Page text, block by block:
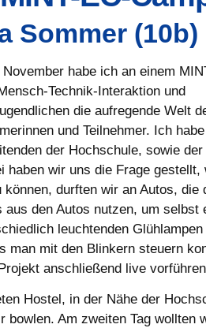
Sommer (10b)
habe ich an einem
Technik-Interaktion und
die aufregende Welt
und Teilnehmer. Ich
der Hochschule, sowie
haben wir uns die Frage
durften wir an Autos,
den Autos nutzen, um
leuchtenden
man mit den Blinkern steuern
anschließend live
Hostel, in der Nähe der
bowlen. Am zweiten Tag